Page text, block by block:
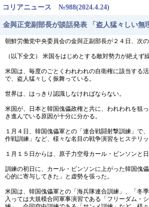
コリアニュース №988(2024.4.24)
金與正党副部長が談話発表 「盗人猛々しい無
朝鮮労働党中央委員会の金與正副部長が２４日、次
（以下全文） 米国をはじめとする敵対勢力が絶え
米国は、毎度のごとくわれわれの自衛権に該当する
で、盗人猛々しく振舞っている。
世界は、はっきり認識しなければならない。
米国が、日本と韓国傀儡政権と共に、われわれを狙
き進んでいる原因が十分に分かる。
１月４日、韓国傀儡軍との「連合戦闘射撃訓練」で
作戦訓練」など、様々な名目の戦争演習をヒステリッ
１月１５日からは、原子力空母カール・ビンソンと
訓練の初日に、カール・ビンソンに上がった韓国傀
心的に寄与してきた」と虚勢を張った。
米国は、韓国傀儡軍との「海兵隊連合訓練」、「冬
入っては大規模合同軍事演習である「フリーダム・